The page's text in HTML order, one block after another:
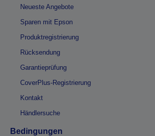
Neueste Angebote
Sparen mit Epson
Produktregistrierung
Rücksendung
Garantieprüfung
CoverPlus-Registrierung
Kontakt
Händlersuche
Bedingungen